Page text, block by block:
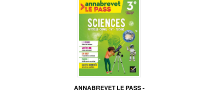
ANNABREVET LE PASS -